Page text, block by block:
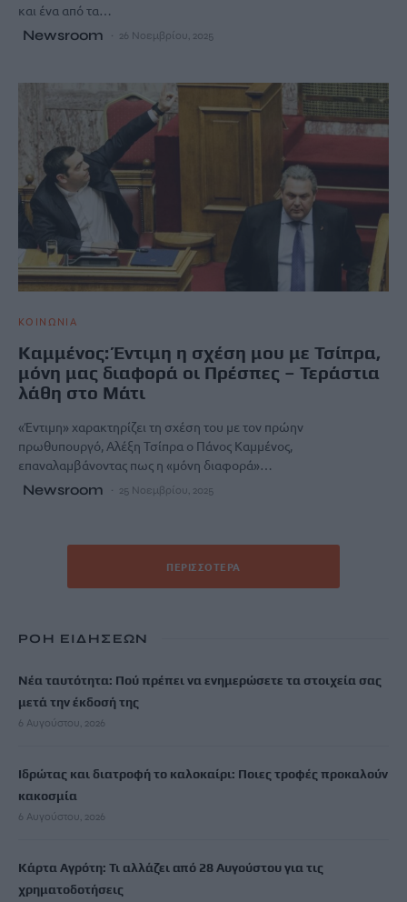
και ένα από τα…
Newsroom 26 Νοεμβρίου, 2025
ΚΟΙΝΩΝΙΑ
Καμμένος: Έντιμη η σχέση μου με Τσίπρα,
μόνη μας διαφορά οι Πρέσπες – Τεράστια
λάθη στο Μάτι
«Έντιμη» χαρακτηρίζει τη σχέση του με τον πρώην
πρωθυπουργό, Αλέξη Τσίπρα ο Πάνος Καμμένος,
επαναλαμβάνοντας πως η «μόνη διαφορά»…
Newsroom 25 Νοεμβρίου, 2025
ΠΕΡΙΣΣΌΤΕΡΑ
ΡΟΗ ΕΙΔΗΣΕΩΝ
Νέα ταυτότητα: Πού πρέπει να ενημερώσετε τα στοιχεία σας
μετά την έκδοσή της
6 Αυγούστου, 2026
Ιδρώτας και διατροφή το καλοκαίρι: Ποιες τροφές προκαλούν
κακοσμία
6 Αυγούστου, 2026
Κάρτα Αγρότη: Τι αλλάζει από 28 Αυγούστου για τις
χρηματοδοτήσεις